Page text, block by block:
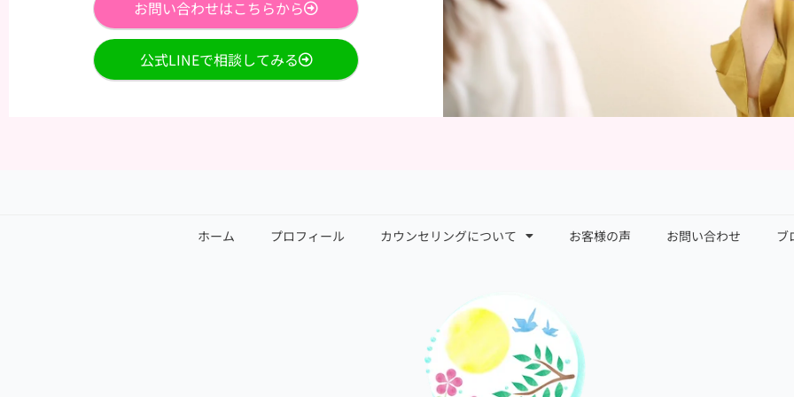
お問い合わせはこちらから
公式LINEで相談してみる
ホーム プロフィール カウンセリングについて お客様の声 お問い合わせ ブ